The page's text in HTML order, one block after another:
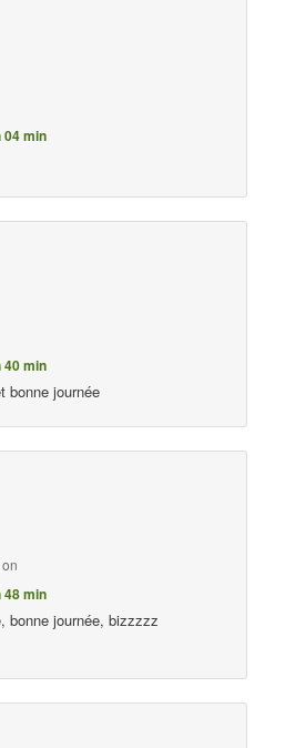
04 min
40 min
bonne journée
48 min
bonne journée, bizzzzz